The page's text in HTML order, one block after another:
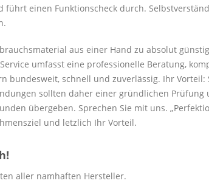
einen Funktionscheck durch.
aus einer Hand zu absolut
umfasst eine professionelle Beratung,
bundesweit, schnell und zuverlässig. Ihr
sollten daher einer gründlichen Prüfung
übergeben. Sprechen Sie mit uns.
und letzlich Ihr Vorteil.
aller namhaften Hersteller.